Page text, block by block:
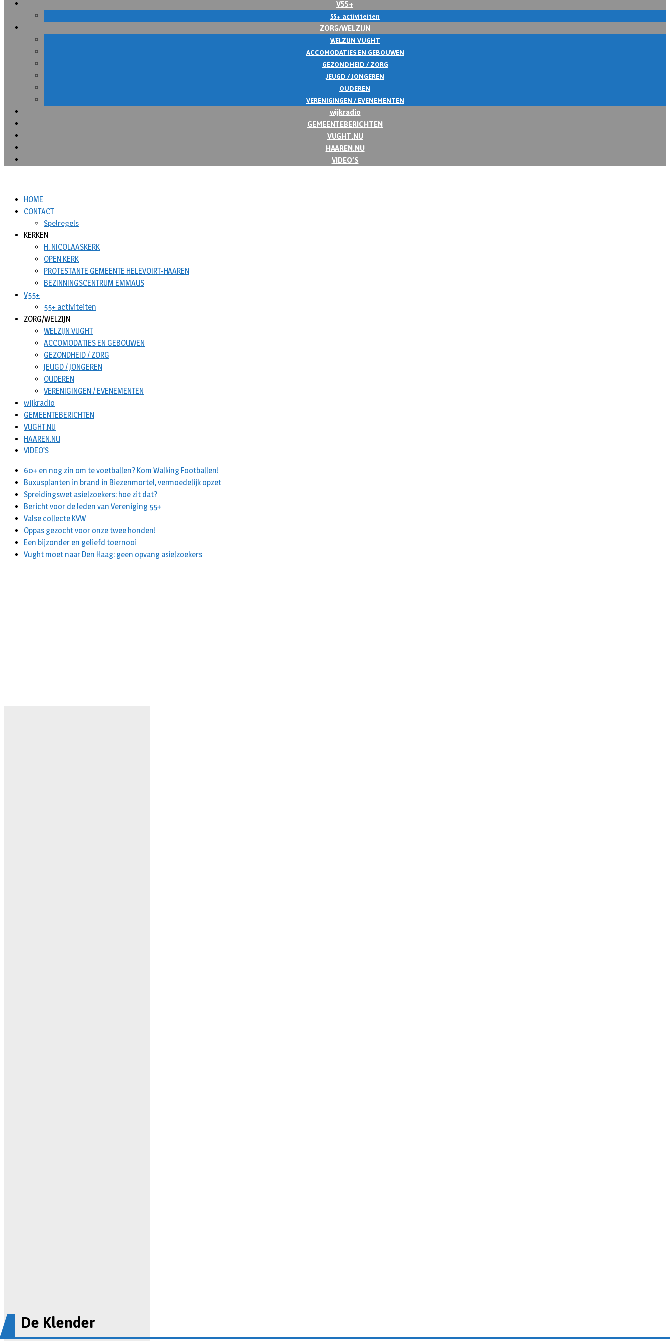
V55+
55+ activiteiten
ZORG/WELZIJN
WELZIJN VUGHT
ACCOMODATIES EN GEBOUWEN
GEZONDHEID / ZORG
JEUGD / JONGEREN
OUDEREN
VERENIGINGEN / EVENEMENTEN
wijkradio
GEMEENTEBERICHTEN
VUGHT.NU
HAAREN.NU
VIDEO’S
HOME
CONTACT
Spelregels
KERKEN
H. NICOLAASKERK
OPEN KERK
PROTESTANTE GEMEENTE HELEVOIRT-HAAREN
BEZINNINGSCENTRUM EMMAUS
V55+
55+ activiteiten
ZORG/WELZIJN
WELZIJN VUGHT
ACCOMODATIES EN GEBOUWEN
GEZONDHEID / ZORG
JEUGD / JONGEREN
OUDEREN
VERENIGINGEN / EVENEMENTEN
wijkradio
GEMEENTEBERICHTEN
VUGHT.NU
HAAREN.NU
VIDEO’S
60+ en nog zin om te voetballen? Kom Walking Footballen!
Buxusplanten in brand in Biezenmortel, vermoedelijk opzet
Spreidingswet asielzoekers: hoe zit dat?
Bericht voor de leden van Vereniging 55+
Valse collecte KVW
Oppas gezocht voor onze twee honden!
Een bijzonder en geliefd toernooi
Vught moet naar Den Haag: geen opvang asielzoekers
De Klender